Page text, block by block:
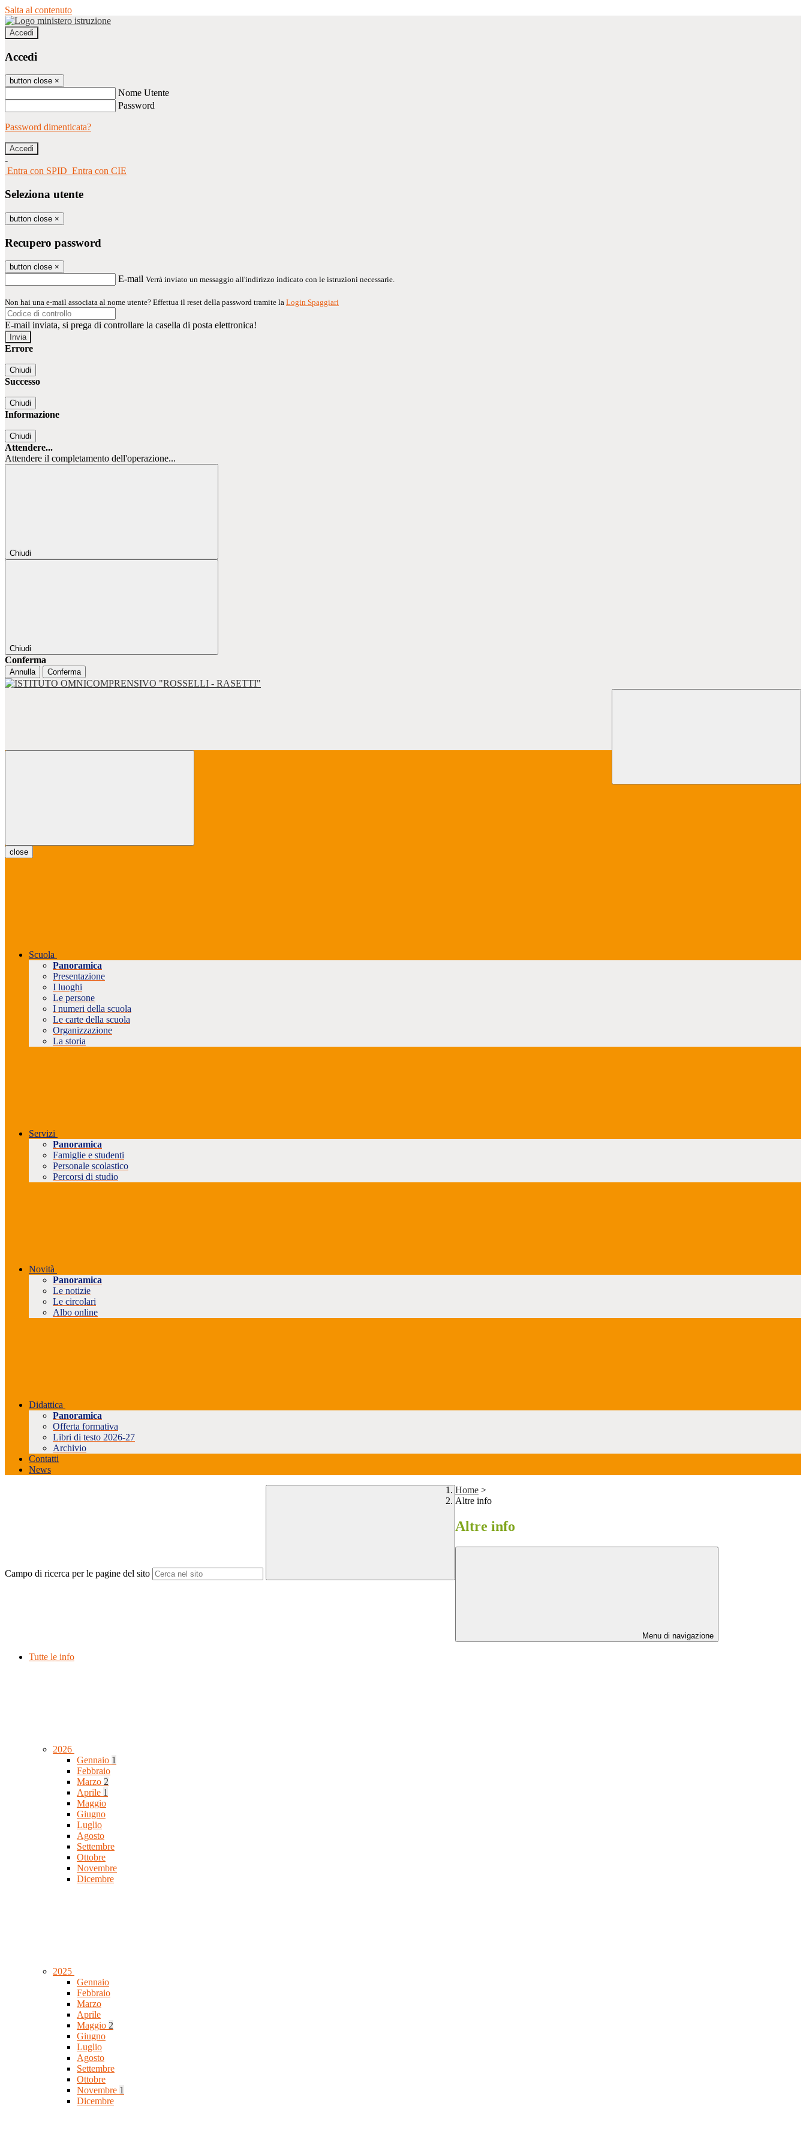
Salta al contenuto
Accedi
Accedi
button close ×
Nome Utente
Password
Password dimenticata?
-
Entra con SPID Entra con CIE
Seleziona utente
button close ×
Recupero password
button close ×
E-mail Verrà inviato un messaggio all'indirizzo indicato con le istruzioni necessarie.
Non hai una e-mail associata al nome utente? Effettua il reset della password tramite la Login Spaggiari
E-mail inviata, si prega di controllare la casella di posta elettronica!
Errore
Chiudi
Successo
Chiudi
Informazione
Chiudi
Attendere...
Attendere il completamento dell'operazione...
Chiudi
Chiudi
Conferma
Annulla Conferma
close
Scuola
Panoramica
Presentazione
I luoghi
Le persone
I numeri della scuola
Le carte della scuola
Organizzazione
La storia
Servizi
Panoramica
Famiglie e studenti
Personale scolastico
Percorsi di studio
Novità
Panoramica
Le notizie
Le circolari
Albo online
Didattica
Panoramica
Offerta formativa
Libri di testo 2026-27
Archivio
Contatti
News
Campo di ricerca per le pagine del sito
Home >
Altre info
Altre info
Menu di navigazione
Tutte le info
2026
Gennaio 1
Febbraio
Marzo 2
Aprile 1
Maggio
Giugno
Luglio
Agosto
Settembre
Ottobre
Novembre
Dicembre
2025
Gennaio
Febbraio
Marzo
Aprile
Maggio 2
Giugno
Luglio
Agosto
Settembre
Ottobre
Novembre 1
Dicembre